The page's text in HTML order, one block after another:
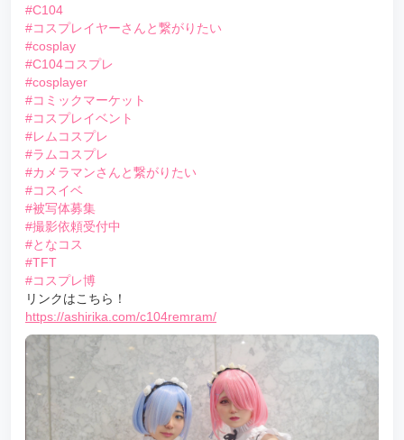
#C104
#コスプレイヤーさんと繋がりたい
#cosplay
#C104コスプレ
#cosplayer
#コミックマーケット
#コスプレイベント
#レムコスプレ
#ラムコスプレ
#カメラマンさんと繋がりたい
#コスイベ
#被写体募集
#撮影依頼受付中
#となコス
#TFT
#コスプレ博
リンクはこちら！
https://ashirika.com/c104remram/